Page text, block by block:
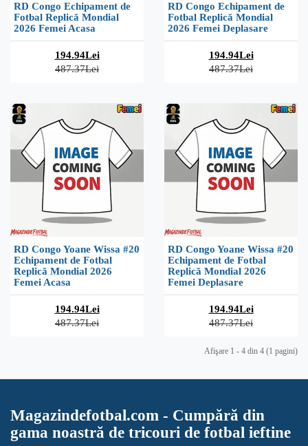
RD Congo Echipament de
Fotbal Replică Mondial
2026 Femei Acasa
194.94Lei
487.37Lei
RD Congo Echipament de
Fotbal Replică Mondial
2026 Femei Deplasare
194.94Lei
487.37Lei
RD Congo Yoane Wissa #20
Echipament de Fotbal
Replică Mondial 2026
Femei Acasa
194.94Lei
487.37Lei
RD Congo Yoane Wissa #20
Echipament de Fotbal
Replică Mondial 2026
Femei Deplasare
194.94Lei
487.37Lei
Afişare 1 - 4 din 4 (1 pagini)
Magazindefotbal.com - Cumpără din
gama noastră de tricouri de fotbal ieftine